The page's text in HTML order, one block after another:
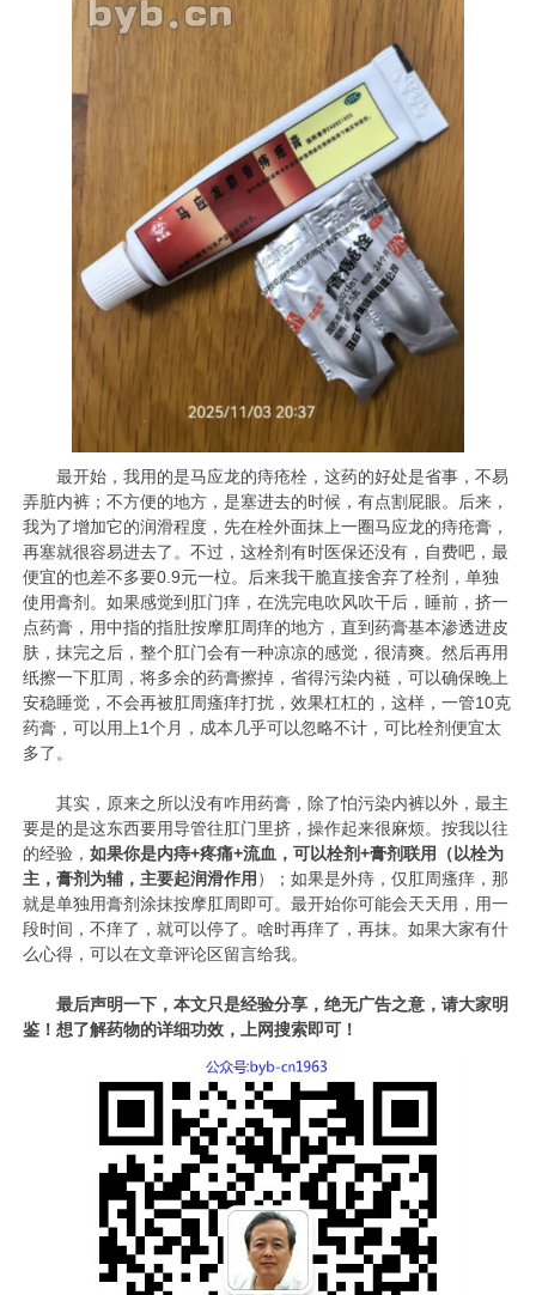
最开始，我用的是马应龙的痔疮栓，这药的好处是省事，不易
弄脏内裤；不方便的地方，是塞进去的时候，有点割屁眼。后来，
我为了增加它的润滑程度，先在栓外面抹上一圈马应龙的痔疮膏，
再塞就很容易进去了。不过，这栓剂有时医保还没有，自费吧，最
便宜的也差不多要0.9元一柆。后来我干脆直接舍弃了栓剂，单独
使用膏剂。如果感觉到肛门痒，在洗完电吹风吹干后，睡前，挤一
点药膏，用中指的指肚按摩肛周痒的地方，直到药膏基本渗透进皮
肤，抹完之后，整个肛门会有一种凉凉的感觉，很清爽。然后再用
纸擦一下肛周，将多余的药膏擦掉，省得污染内裢，可以确保晚上
安稳睡觉，不会再被肛周瘙痒打扰，效果杠杠的，这样，一管10克
药膏，可以用上1个月，成本几乎可以忽略不计，可比栓剂便宜太
多了。
其实，原来之所以没有咋用药膏，除了怕污染内裤以外，最主
要是的是这东西要用导管往肛门里挤，操作起来很麻烦。按我以往
的经验，如果你是内痔+疼痛+流血，可以栓剂+膏剂联用（以栓为
主，膏剂为辅，主要起润滑作用 ）；如果是外痔，仅肛周瘙痒，那
就是单独用膏剂涂抹按摩肛周即可。最开始你可能会天天用，用一
段时间，不痒了，就可以停了。啥时再痒了，再抹。如果大家有什
么心得，可以在文章评论区留言给我。
最后声明一下，本文只是经验分享，绝无广告之意，请大家明
鉴！想了解药物的详细功效，上网搜索即可！